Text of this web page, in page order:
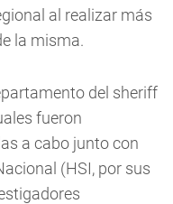
al realizar más
la misma.
del sheriff
fueron
a cabo junto con
(HSI, por sus